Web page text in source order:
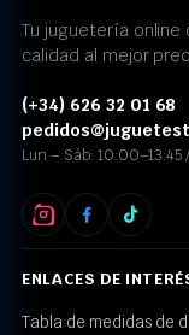
Tu juguetería
calidad al mejor
(+34) 626 32 01 68
Lun – Sáb:
ENLACES DE
Tabla de medidas de